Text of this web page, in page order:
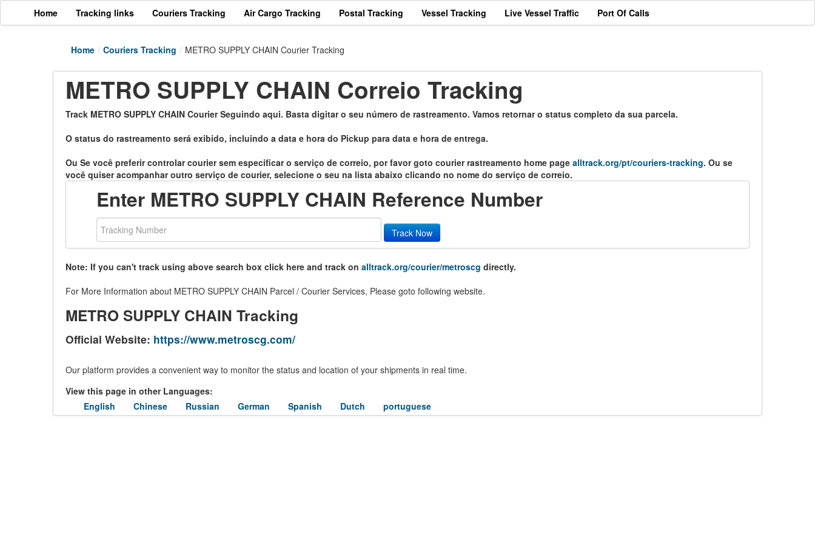
Home Tracking links Couriers Tracking Air Cargo Tracking Postal Tracking Vessel Tracking Live Vessel Traffic Port Of Calls
Home / Couriers Tracking / METRO SUPPLY CHAIN Courier Tracking
METRO SUPPLY CHAIN Correio Tracking
Track METRO SUPPLY CHAIN Courier Seguindo aqui. Basta digitar o seu número de rastreamento. Vamos retornar o status completo da sua parcela.
O status do rastreamento será exibido, incluindo a data e hora do Pickup para data e hora de entrega.
Ou Se você preferir controlar courier sem especificar o serviço de correio, por favor goto courier rastreamento home page alltrack.org/pt/couriers-tracking. Ou se
você quiser acompanhar outro serviço de courier, selecione o seu na lista abaixo clicando no nome do serviço de correio.
Enter METRO SUPPLY CHAIN Reference Number
Track Now
Note: If you can't track using above search box click here and track on alltrack.org/courier/metroscg directly.
For More Information about METRO SUPPLY CHAIN Parcel / Courier Services, Please goto following website.
METRO SUPPLY CHAIN Tracking
Official Website: https://www.metroscg.com/
Our platform provides a convenient way to monitor the status and location of your shipments in real time.
View this page in other Languages:
English
Chinese Russian German Spanish Dutch portuguese